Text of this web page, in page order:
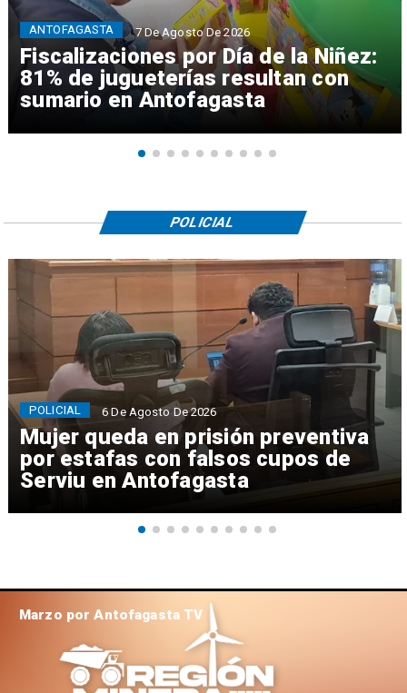
Fiscalizaciones por Día de la Niñez:
81% de jugueterías resultan con
sumario en Antofagasta
ANTOFAGASTA 7 De Agosto De 2026
Mujer queda en prisión preventiva
por estafas con falsos cupos de
Serviu en Antofagasta
POLICIAL 6 De Agosto De 2026
POLICIAL
Marzo por Antofagasta TV